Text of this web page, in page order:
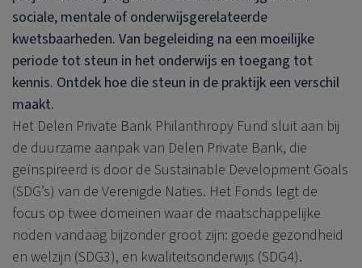
sociale, mentale of onderwijsgerelateerde
kwetsbaarheden. Van begeleiding na een moeilijke
periode tot steun in het onderwijs en toegang tot
kennis. Ontdek hoe die steun in de praktijk een verschil
maakt.
Het Delen Private Bank Philanthropy Fund sluit aan bij
de duurzame aanpak van Delen Private Bank, die
geïnspireerd is door de Sustainable Development Goals
(SDG’s) van de Verenigde Naties. Het Fonds legt de
focus op twee domeinen waar de maatschappelijke
noden vandaag bijzonder groot zijn: goede gezondheid
en welzijn (SDG3), en kwaliteitsonderwijs (SDG4).